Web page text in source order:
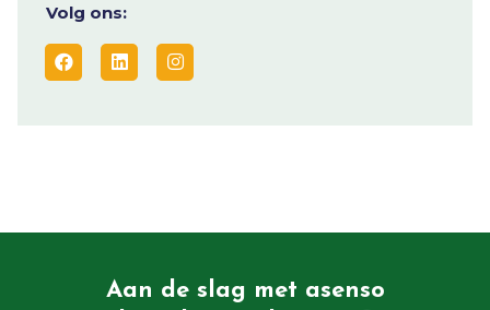
Volg ons:
Aan de slag met asenso